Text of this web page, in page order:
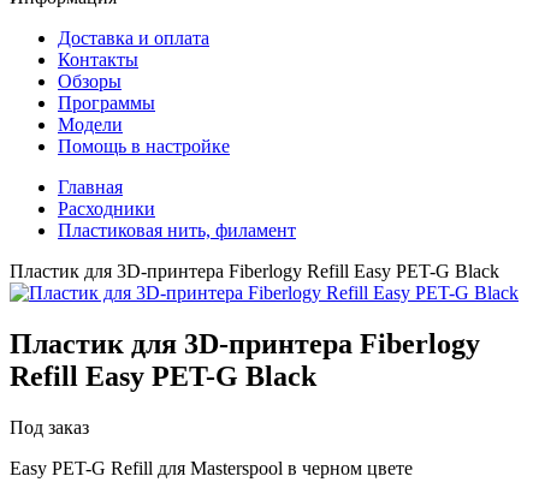
Доставка и оплата
Контакты
Обзоры
Программы
Модели
Помощь в настройке
Главная
Расходники
Пластиковая нить, филамент
Пластик для 3D-принтера Fiberlogy Refill Easy PET-G Black
Пластик для 3D-принтера Fiberlogy
Refill Easy PET-G Black
Под заказ
Easy PET-G Refill для Masterspool в черном цвете